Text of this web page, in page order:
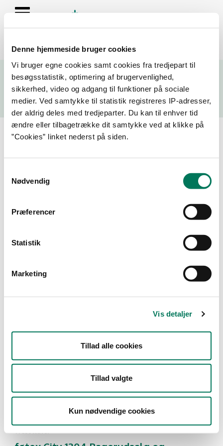
Denne hjemmeside bruger cookies
Vi bruger egne cookies samt cookies fra tredjepart til
besøgsstatistik, optimering af brugervenlighed,
sikkerhed, video og adgang til funktioner på sociale
medier. Ved samtykke til statistik registreres IP-adresser,
der aldrig deles med tredjeparter. Du kan til enhver tid
ændre eller tilbagetrække dit samtykke ved at klikke på
”Cookies” linket nederst på siden.
Nødvendig
Præferencer
Statistik
Marketing
Vis detaljer
Tillad alle cookies
Tillad valgte
Kun nødvendige cookies
Se resultater fra fødevarekontrollen og virksomhedernes seneste
fire kontrolrapporter
Søg
Søg på adresse, postnummer, by, firmanavn
Resultater for "føtex 1304"
1 resultater
Filtrer din søgning
Type
Branche
Dagligvareforretninger(1)
Måned